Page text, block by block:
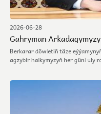
2026-06-28
Gahryman
Berkarar döwletiň täze
agzybir halkymyzyň her güni uly